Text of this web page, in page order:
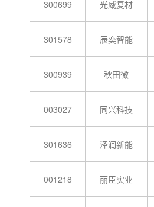
300699 光威复材
301578 辰奕智能
300939 秋田微
003027 同兴科技
301636 泽润新能
001218 丽臣实业